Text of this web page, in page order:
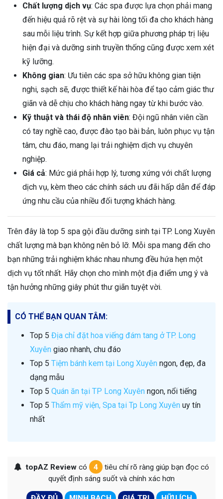
Chất lượng dịch vụ: Các spa được lựa chọn phải mang
đến hiệu quả rõ rệt và sự hài lòng tối đa cho khách hàng
sau mỗi liệu trình. Sự kết hợp giữa phương pháp trị liệu
hiện đại và dưỡng sinh truyền thống cũng được xem xét
kỹ lưỡng.
Không gian: Ưu tiên các spa sở hữu không gian tiện
nghi, sạch sẽ, được thiết kế hài hòa để tạo cảm giác thư
giãn và dễ chịu cho khách hàng ngay từ khi bước vào.
Kỹ thuật và thái độ nhân viên: Đội ngũ nhân viên cần
có tay nghề cao, được đào tạo bài bản, luôn phục vụ tận
tâm, chu đáo, mang lại trải nghiệm dịch vụ chuyên
nghiệp.
Giá cả: Mức giá phải hợp lý, tương xứng với chất lượng
dịch vụ, kèm theo các chính sách ưu đãi hấp dẫn để đáp
ứng nhu cầu của nhiều đối tượng khách hàng.
Trên đây là top 5 spa gội đầu dưỡng sinh tại TP. Long Xuyên
chất lượng mà bạn không nên bỏ lỡ. Mỗi spa mang đến cho
bạn những trải nghiệm khác nhau nhưng đều hứa hẹn một
dịch vụ tốt nhất. Hãy chọn cho mình một địa điểm ưng ý và
tận hưởng những giây phút thư giãn tuyệt vời.
CÓ THỂ BẠN QUAN TÂM:
Top 5 Địa chỉ đặt hoa viếng đám tang ở TP. Long
Xuyên giao nhanh, chu đáo
Top 5 Tiệm bánh kem tại Long Xuyên ngon, đẹp, đa
dạng mẫu
Top 5 Quán ăn tại TP Long Xuyên ngon, nổi tiếng
Top 5 Thẩm mỹ viện, Spa tại Tp Long Xuyên uy tín
nhất
topAZ Reviewcó 4
tiêu chí rõ ràng giúp bạn đọc có
quyết định sáng suốt và chính xác hơn